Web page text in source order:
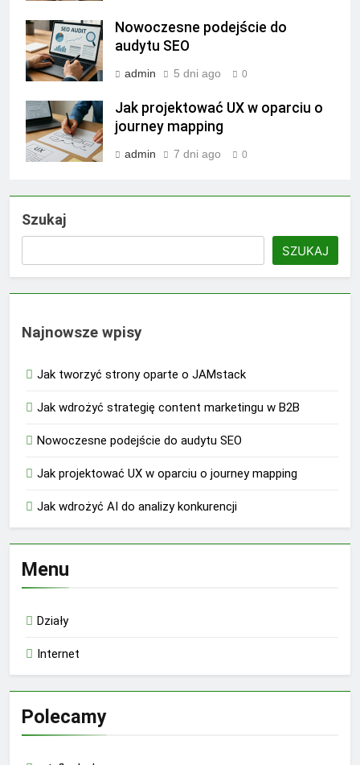
Nowoczesne podejście do
audytu SEO
admin 5 dni ago 0
Jak projektować UX w oparciu o
journey mapping
admin 7 dni ago 0
Szukaj
SZUKAJ
Najnowsze wpisy
Jak tworzyć strony oparte o JAMstack
Jak wdrożyć strategię content marketingu w B2B
Nowoczesne podejście do audytu SEO
Jak projektować UX w oparciu o journey mapping
Jak wdrożyć AI do analizy konkurencji
Menu
Działy
Internet
Polecamy